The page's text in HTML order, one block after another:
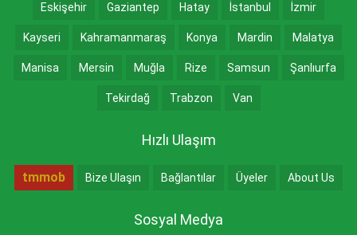
Eskişehir Gaziantep Hatay İstanbul İzmir
Kayseri Kahramanmaraş Konya Mardin Malatya
Manisa Mersin Muğla Rize Samsun Şanlıurfa
Tekirdağ Trabzon Van
Hızlı Ulaşım
tmmob Bize Ulaşın Bağlantılar Üyeler About Us
Sosyal Medya